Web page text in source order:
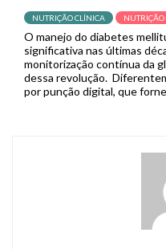
NUTRIÇÃO CLÍNICA NUTRIÇÃO
O manejo do diabetes
significativa nas últimas
monitorização contínua da
dessa revolução.
por punção digital, que